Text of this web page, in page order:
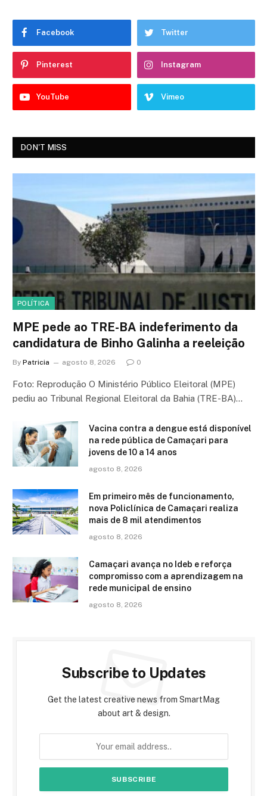
Facebook Twitter
Pinterest Instagram
YouTube Vimeo
DON'T MISS
POLÍTICA
MPE pede ao TRE-BA indeferimento da
candidatura de Binho Galinha a reeleição
By Patricia agosto 8, 2026 0
Foto: Reprodução O Ministério Público Eleitoral (MPE)
pediu ao Tribunal Regional Eleitoral da Bahia (TRE-BA)…
Vacina contra a dengue está disponível
na rede pública de Camaçari para
jovens de 10 a 14 anos
agosto 8, 2026
Em primeiro mês de funcionamento,
nova Policlínica de Camaçari realiza
mais de 8 mil atendimentos
agosto 8, 2026
Camaçari avança no Ideb e reforça
compromisso com a aprendizagem na
rede municipal de ensino
agosto 8, 2026
Subscribe to Updates
Get the latest creative news from SmartMag
about art & design.